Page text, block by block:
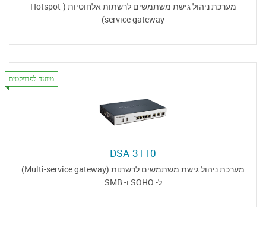
מערכת ניהול גישת משתמשים לרשתות אלחוטיות (Hotspot-
service gateway)
מיועד לפרויקטים
DSA-3110
מערכת ניהול גישת משתמשים לרשתות (Multi-service gateway)
ל- SOHO ו- SMB